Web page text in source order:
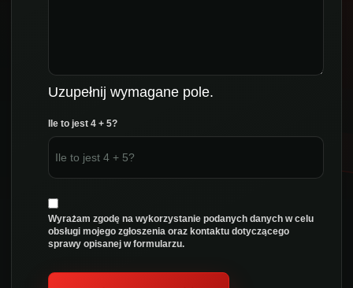
Uzupełnij wymagane pole.
Ile to jest 4 + 5?
Wyrażam zgodę na wykorzystanie podanych danych w celu
obsługi mojego zgłoszenia oraz kontaktu dotyczącego
sprawy opisanej w formularzu.